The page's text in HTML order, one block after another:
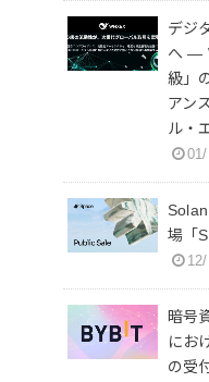
デジ
へ ―
級」
アン
ル・
場「
暗号
にお
の受